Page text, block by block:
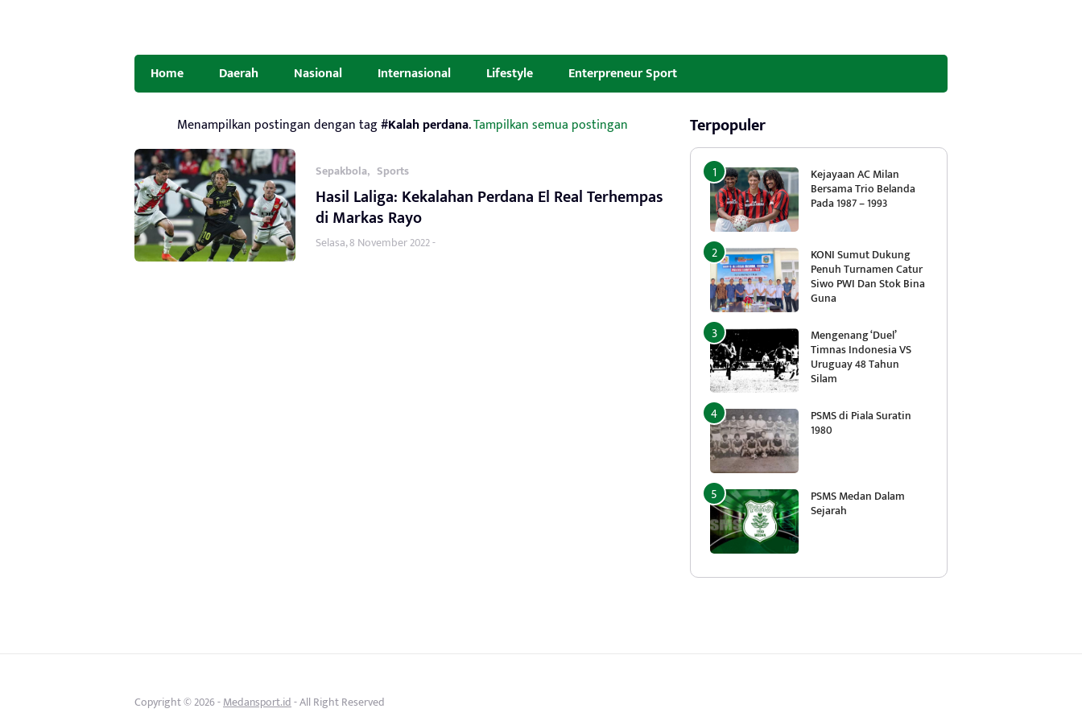
Home Daerah Nasional Internasional Lifestyle Enterpreneur Sport
Menampilkan postingan dengan tag#Kalah perdana.Tampilkan semua postingan
Sepakbola, Sports
Hasil Laliga: Kekalahan Perdana El Real Terhempas
di Markas Rayo
Selasa, 8 November 2022 -
Terpopuler
Kejayaan AC Milan
Bersama Trio Belanda
Pada 1987 – 1993
KONI Sumut Dukung
Penuh Turnamen Catur
Siwo PWI Dan Stok Bina
Guna
Mengenang ‘Duel’
Timnas Indonesia VS
Uruguay 48 Tahun
Silam
PSMS di Piala Suratin
1980
PSMS Medan Dalam
Sejarah
Copyright © 2026 -Medansport.id- All Right Reserved